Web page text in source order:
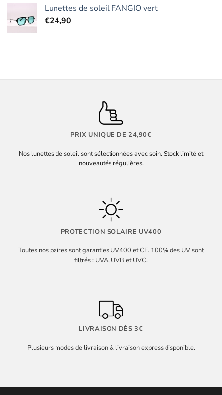
Lunettes de soleil FANGIO vert
€24,90
PRIX UNIQUE DE 24,90€
Nos lunettes de soleil sont sélectionnées avec soin. Stock limité et
nouveautés régulières.
PROTECTION SOLAIRE UV400
Toutes nos paires sont garanties UV400 et CE. 100% des UV sont
filtrés : UVA, UVB et UVC.
LIVRAISON DÈS 3€
Plusieurs modes de livraison & livraison express disponible.